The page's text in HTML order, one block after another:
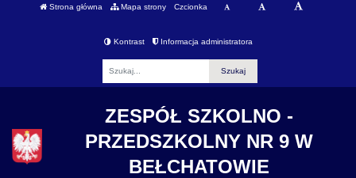
Strona główna Mapa strony Czcionka
Kontrast Informacja administratora
ZESPÓŁ SZKOLNO -
PRZEDSZKOLNY NR 9 W
BEŁCHATOWIE